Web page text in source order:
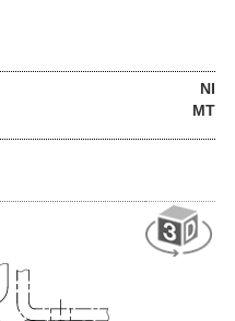
NI
MT